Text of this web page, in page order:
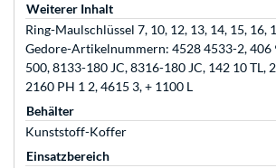
Weiterer Inhalt
Ring-Maulschlüssel 7, 10, 12, 13, 14, 15, 16,
Gedore-Artikelnummern: 4528 4533-2, 406
500, 8133-180 JC, 8316-180 JC, 142 10 TL,
2160 PH 1 2, 4615 3, + 1100 L
Behälter
Kunststoff-Koffer
Einsatzbereich